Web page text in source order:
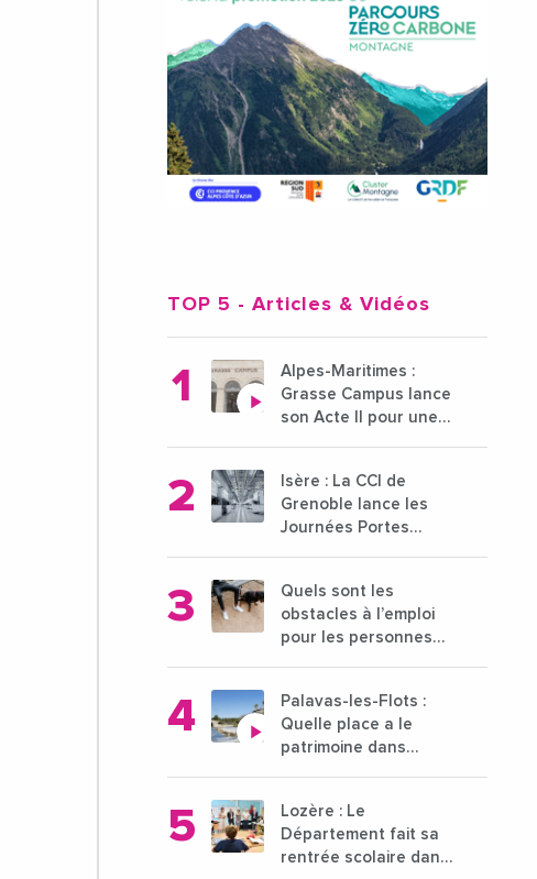
TOP 5 - Articles & Vidéos
Alpes-Maritimes :
Grasse Campus lance
son Acte II pour une
l'enseignement
supérieur
Isère : La CCI de
Grenoble lance les
Journées Portes
21 octobre 2024
Quels sont les
obstacles à l’emploi
pour les personnes
Palavas-les-Flots :
Quelle place a le
patrimoine dans
Lozère : Le
Département fait sa
rentrée scolaire dans